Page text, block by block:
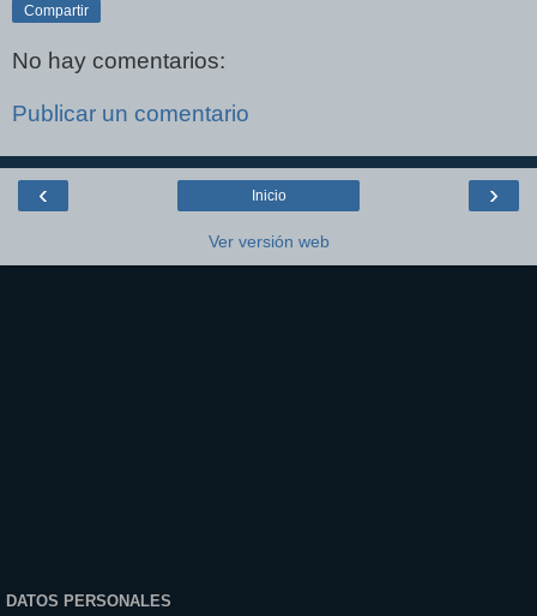
Compartir
No hay comentarios:
Publicar un comentario
‹ ›
Inicio
Ver versión web
DATOS PERSONALES